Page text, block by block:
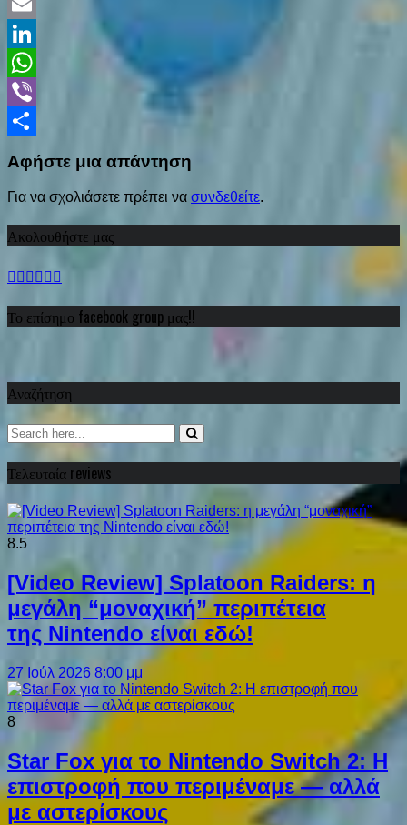
Twitter
Email
LinkedIn
WhatsApp
Viber
Αφήστε μια απάντηση
Για να σχολιάσετε πρέπει να συνδεθείτε.
Ακολουθήστε μας
Το επίσημο facebook group μας!!
Αναζήτηση
Τελευταία reviews
8.5
[Video Review] Splatoon Raiders: η
μεγάλη “μοναχική” περιπέτεια
της Nintendo είναι εδώ!
27 Ιούλ 2026 8:00 μμ
8
Star Fox για το Nintendo Switch 2: Η
επιστροφή που περιμέναμε — αλλά
με αστερίσκους